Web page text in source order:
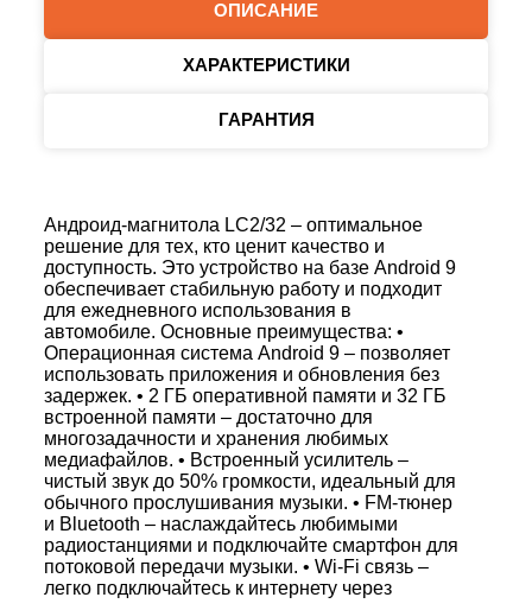
ОПИСАНИЕ
ХАРАКТЕРИСТИКИ
ГАРАНТИЯ
Андроид-магнитола LC2/32 – оптимальное
решение для тех, кто ценит качество и
доступность. Это устройство на базе Android 9
обеспечивает стабильную работу и подходит
для ежедневного использования в
автомобиле. Основные преимущества: •
Операционная система Android 9 – позволяет
использовать приложения и обновления без
задержек. • 2 ГБ оперативной памяти и 32 ГБ
встроенной памяти – достаточно для
многозадачности и хранения любимых
медиафайлов. • Встроенный усилитель –
чистый звук до 50% громкости, идеальный для
обычного прослушивания музыки. • FM-тюнер
и Bluetooth – наслаждайтесь любимыми
радиостанциями и подключайте смартфон для
потоковой передачи музыки. • Wi-Fi связь –
легко подключайтесь к интернету через